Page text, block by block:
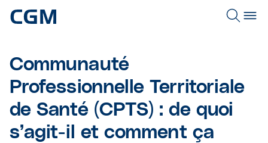
Communauté
Professionnelle Territoriale
de Santé (CPTS) : de quoi
s’agit-il et comment ça